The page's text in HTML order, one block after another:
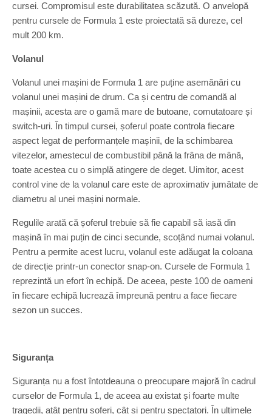
cursei. Compromisul este durabilitatea scăzută. O anvelopă
pentru cursele de Formula 1 este proiectată să dureze, cel
mult 200 km.
Volanul
Volanul unei mașini de Formula 1 are puține asemănări cu
volanul unei mașini de drum. Ca și centru de comandă al
mașinii, acesta are o gamă mare de butoane, comutatoare și
switch-uri. În timpul cursei, șoferul poate controla fiecare
aspect legat de performanțele mașinii, de la schimbarea
vitezelor, amestecul de combustibil până la frâna de mână,
toate acestea cu o simplă atingere de deget. Uimitor, acest
control vine de la volanul care este de aproximativ jumătate de
diametru al unei mașini normale.
Regulile arată că șoferul trebuie să fie capabil să iasă din
mașină în mai puțin de cinci secunde, scoțând numai volanul.
Pentru a permite acest lucru, volanul este adăugat la coloana
de direcție printr-un conector snap-on. Cursele de Formula 1
reprezintă un efort în echipă. De aceea, peste 100 de oameni
în fiecare echipă lucrează împreună pentru a face fiecare
sezon un succes.
Siguranța
Siguranța nu a fost întotdeauna o preocupare majoră în cadrul
curselor de Formula 1, de aceea au existat și foarte multe
tragedii, atât pentru șoferi, cât și pentru spectatori. În ultimele